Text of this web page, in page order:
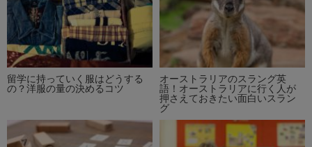
留学に持っていく服はどうする
の？洋服の量の決めるコツ
オーストラリアのスラング英
語！オーストラリアに行く人が
押さえておきたい面白いスラン
グ